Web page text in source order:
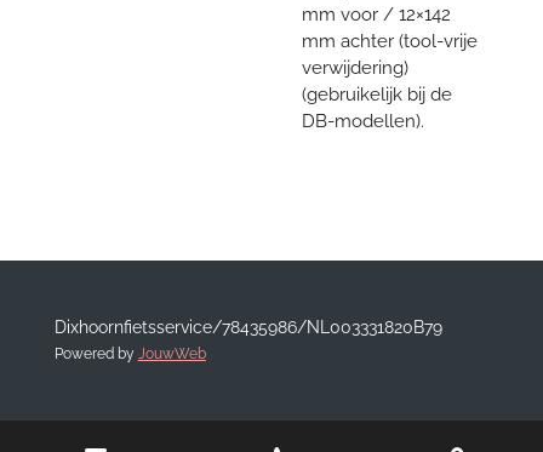
mm voor / 12×142
mm achter (tool-vrije
verwijdering)
(gebruikelijk bij de
DB-modellen).
Dixhoornfietsservice/78435986/NL003331820B79
Powered by JouwWeb